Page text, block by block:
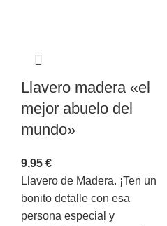
Llavero madera «el
mejor abuelo del
mundo»
9,95 €
Llavero de Madera. ¡Ten un
bonito detalle con esa
persona especial y